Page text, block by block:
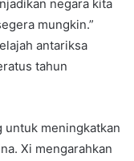
negara kita
mungkin.”
antariksa
tahun
untuk meningkatkan
Xi mengarahkan